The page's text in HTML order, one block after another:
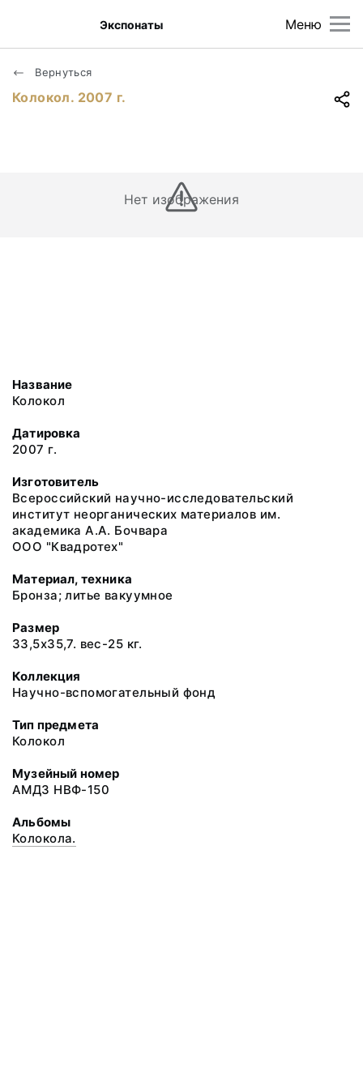
Меню
Экспонаты
Вернуться
Колокол. 2007 г.
Нет изображения
Название
Колокол
Датировка
2007 г.
Изготовитель
Всероссийский научно-исследовательский
институт неорганических материалов им.
академика А.А. Бочвара
ООО "Квадротех"
Материал, техника
Бронза; литье вакуумное
Размер
33,5х35,7. вес-25 кг.
Коллекция
Научно-вспомогательный фонд
Тип предмета
Колокол
Музейный номер
АМДЗ НВФ-150
Альбомы
Колокола.